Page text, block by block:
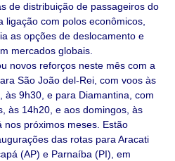
de distribuição de passageiros do
ligação com polos econômicos,
as opções de deslocamento e
mercados globais.
novos reforços neste mês com a
São João del-Rei, com voos às
às 9h30, e para Diamantina, com
às 14h20, e aos domingos, às
nos próximos meses. Estão
das rotas para Aracati
(AP) e Parnaíba (PI), em